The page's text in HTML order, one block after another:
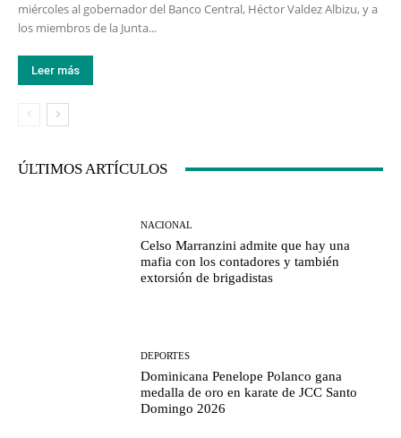
miércoles al gobernador del Banco Central, Héctor Valdez Albizu, y a
los miembros de la Junta...
Leer más
ÚLTIMOS ARTÍCULOS
NACIONAL
Celso Marranzini admite que hay una
mafia con los contadores y también
extorsión de brigadistas
DEPORTES
Dominicana Penelope Polanco gana
medalla de oro en karate de JCC Santo
Domingo 2026